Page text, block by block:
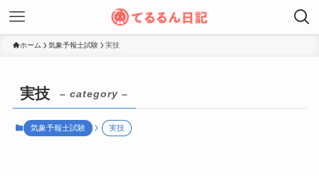
ホーム 気象予報士試験 実技
実技 – category –
気象予報士試験 実技